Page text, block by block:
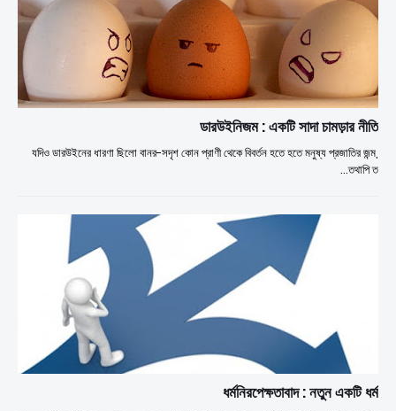
ডারউইনিজম : একটি সাদা চামড়ার নীতি
যদিও ডারউইনের ধারণা ছিলো বানর-সদৃশ কোন প্রাণী থেকে বিবর্তন হতে হতে মনুষ্য প্রজাতির জন্ম,
তথাপি ত…
ধর্মনিরপেক্ষতাবাদ : নতুন একটি ধর্ম